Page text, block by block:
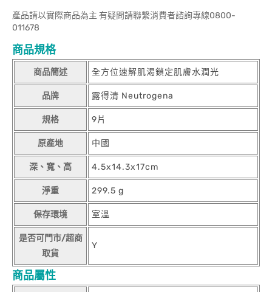
產品請以實際商品為主 有疑問請聯繫消費者諮詢專線0800-
011678
商品規格
商品簡述 全方位速解肌渴鎖定肌膚水潤光
品牌 露得清 Neutrogena
規格 9片
原產地 中國
深、寬、高 4.5x14.3x17cm
淨重 299.5 g
保存環境 室溫
是否可門市/超商
取貨
Y
商品屬性